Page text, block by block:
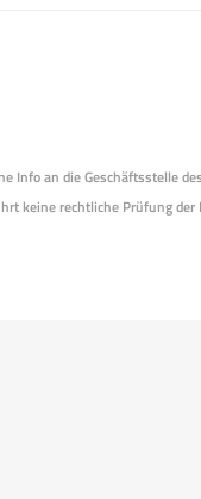
Info an die Geschäftsstelle
keine rechtliche Prüfung